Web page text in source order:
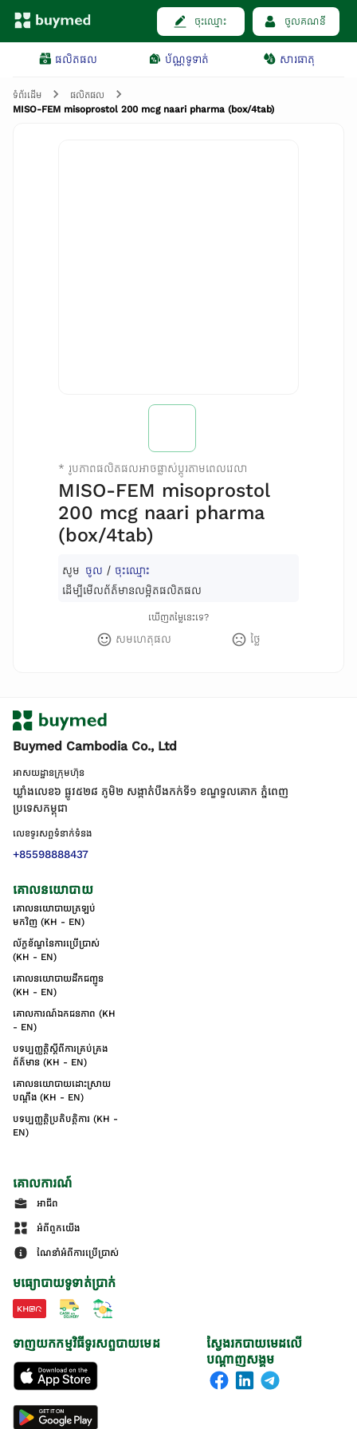
ចុះឈ្មោះ ចូលគណនី
ផលិតផល ប័ណ្ណទូទាត់ សារធាតុ
ទំព័រដើម
ផលិតផល
MISO-FEM misoprostol 200 mcg naari pharma (box/4tab)
* រូបភាពផលិតផលអាចផ្លាស់ប្តូរតាមពេលវេលា
MISO-FEM misoprostol
200 mcg naari pharma
(box/4tab)
សូម ចូល / ចុះឈ្មោះ
ដើម្បីមើលព័ត៌មានលម្អិតផលិតផល
ឃើញតម្លៃនេះទេ?
សមហេតុផល ថ្លៃ
Buymed Cambodia Co., Ltd
អាសយដ្ឋានក្រុមហ៊ុន
ឃ្លាំងលេខ៦ ផ្លូវ៥២៨ ភូមិ២ សង្កាត់់បឹងកក់ទី១ ខណ្ឌទួលគោក ភ្នំពេញ
ប្រទេសកម្ពុជា
លេខទូរសព្ទទំនាក់ទំនង
+85598888437
គោលនយោបាយ
គោលនយោបាយត្រឡប់
មកវិញ (KH - EN)
ល័ក្ខខ័ណ្ឌនៃការប្រើប្រាស់
(KH - EN)
គោលនយោបាយដឹកជញ្ជូន
(KH - EN)
គោលការណ៍ឯកជនភាព (KH
- EN)
បទប្បញ្ញត្តិស្តីពីការគ្រប់គ្រង
ព័ត៌មាន (KH - EN)
គោលនយោបាយដោះស្រាយ
បណ្ដឹង (KH - EN)
បទប្បញ្ញត្តិប្រតិបត្តិការ (KH -
EN)
គោលការណ៍
អាជីព
អំពីពួកយើង
ណែនាំអំពីការប្រើប្រាស់
មធ្យោបាយទូទាត់ប្រាក់
ស្វែងរកបាយមេដលើ
បណ្តាញសង្គម
ទាញយកកម្មវិធីទូរសព្ទបាយមេដ